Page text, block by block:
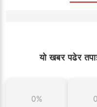
यो खबर पढेर
0%